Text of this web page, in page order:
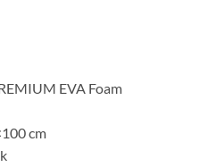
EVA Foam
cm